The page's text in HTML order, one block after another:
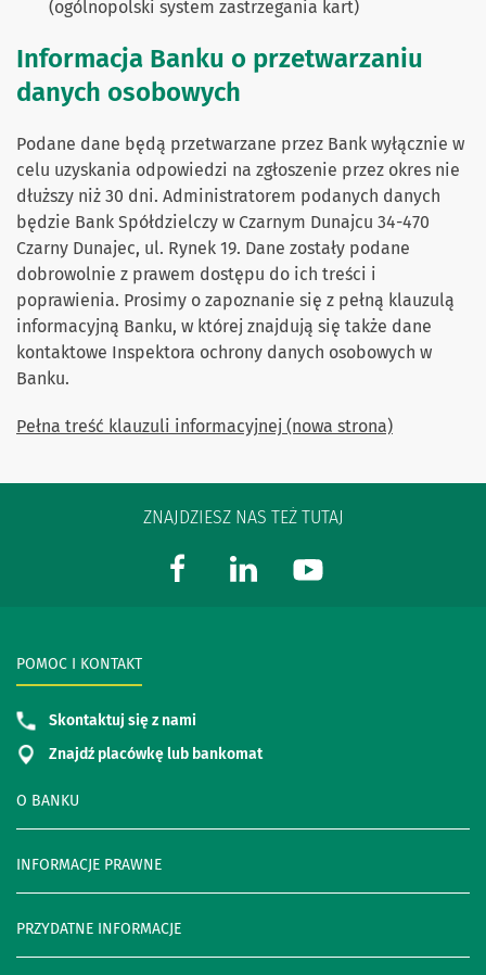
(ogólnopolski system zastrzegania kart)
Informacja Banku o przetwarzaniu
danych osobowych
Podane dane będą przetwarzane przez Bank wyłącznie w
celu uzyskania odpowiedzi na zgłoszenie przez okres nie
dłuższy niż 30 dni. Administratorem podanych danych
będzie Bank Spółdzielczy w Czarnym Dunajcu 34-470
Czarny Dunajec, ul. Rynek 19. Dane zostały podane
dobrowolnie z prawem dostępu do ich treści i
poprawienia. Prosimy o zapoznanie się z pełną klauzulą
informacyjną Banku, w której znajdują się także dane
kontaktowe Inspektora ochrony danych osobowych w
Banku.
Pełna treść klauzuli informacyjnej (nowa strona)
ZNAJDZIESZ NAS TEŻ TUTAJ
O BANKU
INFORMACJE PRAWNE
PRZYDATNE INFORMACJE
POMOC I KONTAKT
Skontaktuj się z nami
Znajdź placówkę lub bankomat